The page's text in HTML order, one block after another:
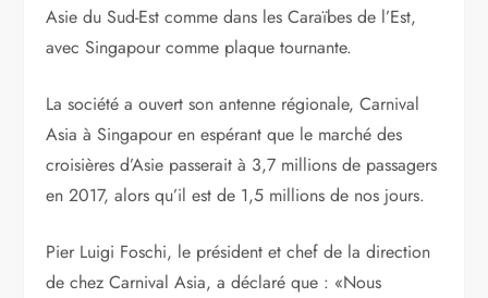
Asie du Sud-Est comme dans les Caraïbes de l’Est,
avec Singapour comme plaque tournante.
La société a ouvert son antenne régionale, Carnival
Asia à Singapour en espérant que le marché des
croisières d’Asie passerait à 3,7 millions de passagers
en 2017, alors qu’il est de 1,5 millions de nos jours.
Pier Luigi Foschi, le président et chef de la direction
de chez Carnival Asia, a déclaré que : «Nous